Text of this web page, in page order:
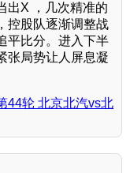
出X ，几次精准的
控股队逐渐调整战
平比分。进入下半
张局势让人屏息凝
44轮 北京北汽vs北